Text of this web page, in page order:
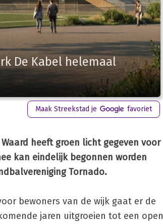
De Kabel helemaal
Maak Streekstad je favoriet
heeft groen licht gegeven voor
kan eindelijk begonnen worden
Tornado.
bewoners van de wijk gaat er de
jaren uitgroeien tot een open